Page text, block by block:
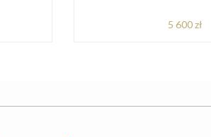
5 600 zł